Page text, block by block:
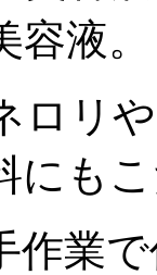
液。
ロリ
にも
作業